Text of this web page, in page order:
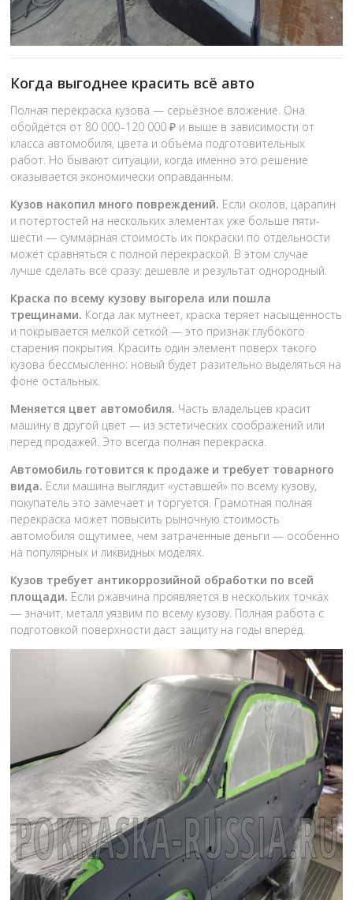
Когда выгоднее красить всё авто
Полная перекраска кузова — серьёзное вложение. Она
обойдётся от 80 000–120 000 ₽ и выше в зависимости от
класса автомобиля, цвета и объёма подготовительных
работ. Но бывают ситуации, когда именно это решение
оказывается экономически оправданным.
Кузов накопил много повреждений. Если сколов, царапин
и потёртостей на нескольких элементах уже больше пяти-
шести — суммарная стоимость их покраски по отдельности
может сравняться с полной перекраской. В этом случае
лучше сделать всё сразу: дешевле и результат однородный.
Краска по всему кузову выгорела или пошла
трещинами. Когда лак мутнеет, краска теряет насыщенность
и покрывается мелкой сеткой — это признак глубокого
старения покрытия. Красить один элемент поверх такого
кузова бессмысленно: новый будет разительно выделяться на
фоне остальных.
Меняется цвет автомобиля. Часть владельцев красит
машину в другой цвет — из эстетических соображений или
перед продажей. Это всегда полная перекраска.
Автомобиль готовится к продаже и требует товарного
вида. Если машина выглядит «уставшей» по всему кузову,
покупатель это замечает и торгуется. Грамотная полная
перекраска может повысить рыночную стоимость
автомобиля ощутимее, чем затраченные деньги — особенно
на популярных и ликвидных моделях.
Кузов требует антикоррозийной обработки по всей
площади. Если ржавчина проявляется в нескольких точках
— значит, металл уязвим по всему кузову. Полная работа с
подготовкой поверхности даст защиту на годы вперёд.